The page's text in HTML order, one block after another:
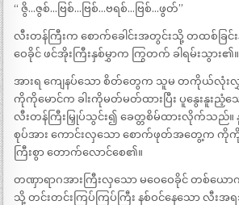
“ ဇွိ…ဇွစ်…ဗြစ်…ဗြစ်…ဗရစ်…ဗြစ်…ဖွတ်”
လီးတန်ကြီးက စောက်ခေါင်းအတွင်းသို့ တထစ်ခြင်
ဝေခိုင် ဖင်အိုးကြီးနှစ်မွှာက ကြွတက် ခါရမ်းသွား၏။
အားရ ကျေနပ်သော စိတ်တွေက သူမ တကိုယ်လုံးလွှ
ကိုကိုမောင်က ခါးကိုမတ်မတ်ထားပြီး ပူနွေးနူးညံ့
လီးတန်ကြီးမြှုပ်သွင်း၍ ခေတ္တစိမ်ထားလိုက်သည်
စုပ်အား ကောင်းလှသော စောက်ဖုတ်အတွေ့က ကိုကို
ကြီးစွာ တောက်လောင်စေ၏။
တဏှာရာဂအားကြီးလှသော မဝေဝေခိုင် တစ်ယေ
သို့ တင်းတင်းကြပ်ကြပ်ကြီး နစ်ဝင်နေသော လီးအရ